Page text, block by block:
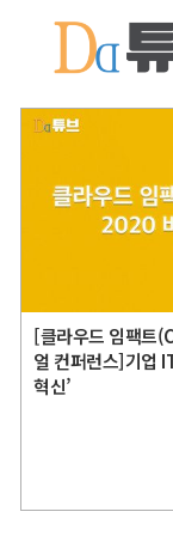
[클라우드 임팩트
얼 컨퍼런스]기업
혁신’